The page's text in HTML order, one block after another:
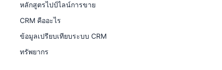
หลักสูตรไปป์ไลน์การขาย
CRM คืออะไร
ข้อมูลเปรียบเทียบระบบ CRM
ทรัพยากร